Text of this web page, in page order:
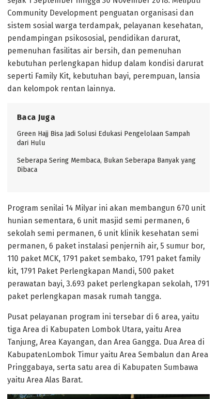
Community Development penguatan organisasi dan
sistem sosial warga terdampak, pelayanan kesehatan,
pendampingan psikososial, pendidikan darurat,
pemenuhan fasilitas air bersih, dan pemenuhan
kebutuhan perlengkapan hidup dalam kondisi darurat
seperti Family Kit, kebutuhan bayi, perempuan, lansia
dan kelompok rentan lainnya.
Baca Juga
Green Hajj Bisa Jadi Solusi Edukasi Pengelolaan Sampah
dari Hulu
Seberapa Sering Membaca, Bukan Seberapa Banyak yang
Dibaca
Program senilai 14 Milyar ini akan membangun 670 unit
hunian sementara, 6 unit masjid semi permanen, 6
sekolah semi permanen, 6 unit klinik kesehatan semi
permanen, 6 paket instalasi penjernih air, 5 sumur bor,
110 paket MCK, 1791 paket sembako, 1791 paket family
kit, 1791 Paket Perlengkapan Mandi, 500 paket
perawatan bayi, 3.693 paket perlengkapan sekolah, 1791
paket perlengkapan masak rumah tangga.
Pusat pelayanan program ini tersebar di 6 area, yaitu
tiga Area di Kabupaten Lombok Utara, yaitu Area
Tanjung, Area Kayangan, dan Area Gangga. Dua Area di
KabupatenLombok Timur yaitu Area Sembalun dan Area
Pringgabaya, serta satu area di Kabupaten Sumbawa
yaitu Area Alas Barat.